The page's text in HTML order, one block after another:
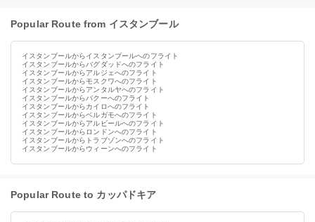
Popular Route from イスタンブール
イスタンブールからイスタンブールへのフライト
イスタンブールからバグダッドへのフライト
イスタンブールからアルジェへのフライト
イスタンブールからモスクワへのフライト
イスタンブールからアンタルヤへのフライト
イスタンブールからバクーへのフライト
イスタンブールからカイロへのフライト
イスタンブールからベルガモへのフライト
イスタンブールからアルビールへのフライト
イスタンブールからロンドンへのフライト
イスタンブールからトラブゾンへのフライト
イスタンブールからウィーンへのフライト
Popular Route to カッパドキア